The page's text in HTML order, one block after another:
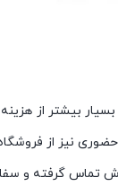
بیشتر از
تماس گرفته و